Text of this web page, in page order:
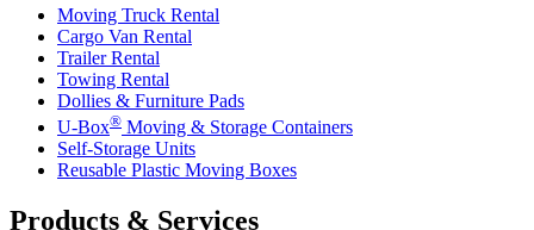
Moving Truck Rental
Cargo Van Rental
Trailer Rental
Towing Rental
Dollies & Furniture Pads
U-Box® Moving & Storage Containers
Self-Storage Units
Reusable Plastic Moving Boxes
Products & Services